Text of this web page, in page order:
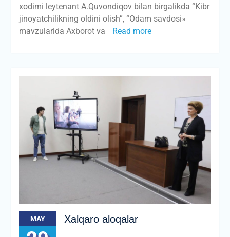
xodimi leytenant A.Quvondiqov bilan birgalikda “Kibr
jinoyatchilikning oldini olish”, “Odam savdosi»
mavzularida Axborot va
Read more
MAY Xalqaro aloqalar